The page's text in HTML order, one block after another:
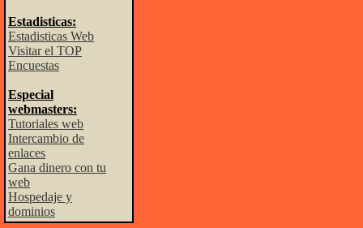
Estadisticas:
Estadisticas Web
Visitar el TOP
Encuestas
Especial
webmasters:
Tutoriales web
Intercambio de
enlaces
Gana dinero con tu
web
Hospedaje y
dominios